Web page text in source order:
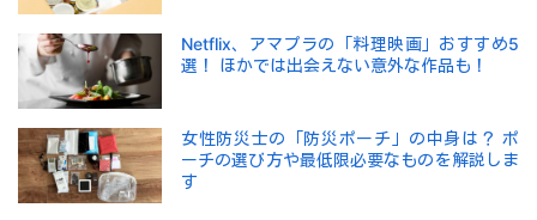
Netflix、アマプラの「料理映画」おすすめ5
選！ ほかでは出会えない意外な作品も！
女性防災士の「防災ポーチ」の中身は？ ポ
ーチの選び方や最低限必要なものを解説しま
す